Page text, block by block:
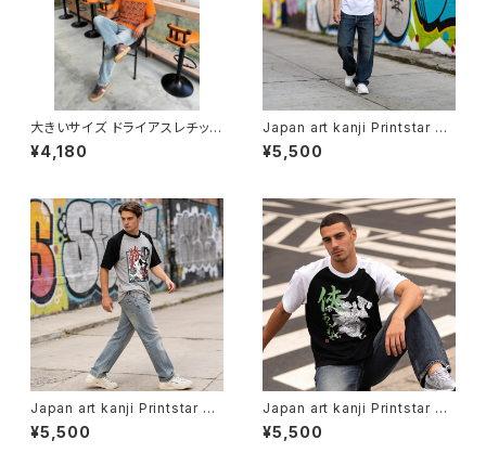
大きいサイズ ドライアスレチック
Tシャツ ビッグサイズ 半袖 T s
hirt オリジナル デザイン アメリ
トソー 個性的 人気 定番 重ね着
bigsize doggy
¥4,180
Japan art kanji Printstar ヘ
ビーウェイト Tシャツ 半袖 T s
hirt オリジナル デザイン アメリ
ンダー ウェア カットソー 個性
人気 定番 重ね着 和風 soul o
utfit worldwide shipping 鯔
背
¥5,500
Japan art kanji Printstar ヘ
ビーウェイト Tシャツ 半袖 T s
hirt オリジナル デザイン アメリ
¥5,500
Japan art kanji Printstar ヘ
ビーウェイト Tシャツ 半袖 T s
hirt オリジナル デザイン アメリ
¥5,500